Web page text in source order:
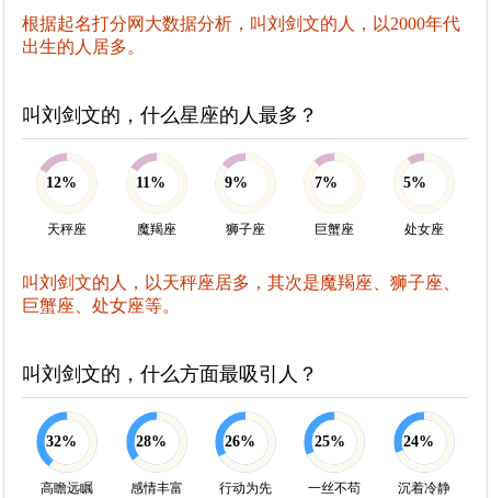
根据起名打分网大数据分析，叫刘剑文的人，以2000年代
出生的人居多。
叫刘剑文的，什么星座的人最多？
12%
天秤座
11%
魔羯座
9%
狮子座
7%
巨蟹座
5%
处女座
叫刘剑文的人，以天秤座居多，其次是魔羯座、狮子座、
巨蟹座、处女座等。
叫刘剑文的，什么方面最吸引人？
32%
高瞻远瞩
28%
感情丰富
26%
行动为先
25%
一丝不苟
24%
沉着冷静